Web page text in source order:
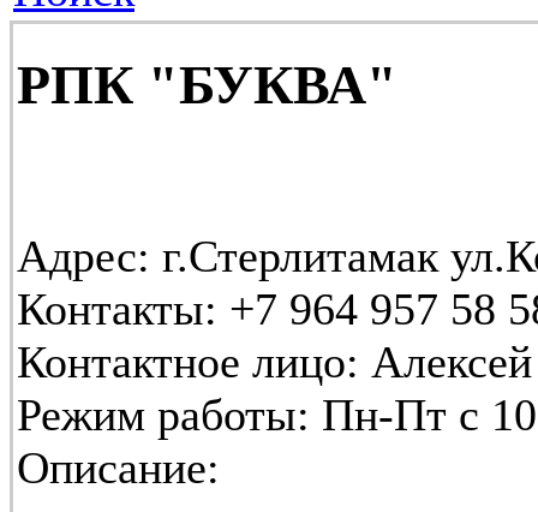
РПК "БУКВА"
Адрес: г.Стерлитамак
Контакты: +7 964 957 58
Контактное лицо: Алексей
Режим работы: Пн-Пт с
Описание: